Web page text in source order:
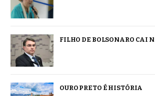
FILHO DE BOLSONARO CAI
OURO PRETO É HISTÓRIA